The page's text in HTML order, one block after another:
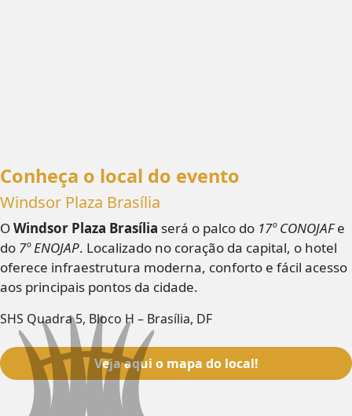
Conheça o local do evento
Windsor Plaza Brasília
OWindsor Plaza Brasília será o palco do 17º CONOJAFe
do 7º ENOJAP. Localizado no coração da capital, o hotel
oferece infraestrutura moderna, conforto e fácil acesso
aos principais pontos da cidade.
SHS Quadra 5, Bloco H – Brasília, DF
Veja aqui o mapa do local!